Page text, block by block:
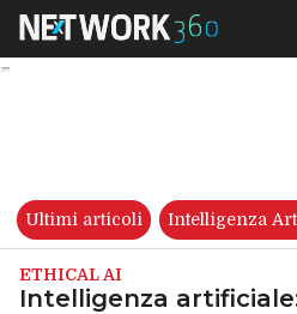
Ultimi articoli Intelligenza
ETHICAL AI
Intelligenza